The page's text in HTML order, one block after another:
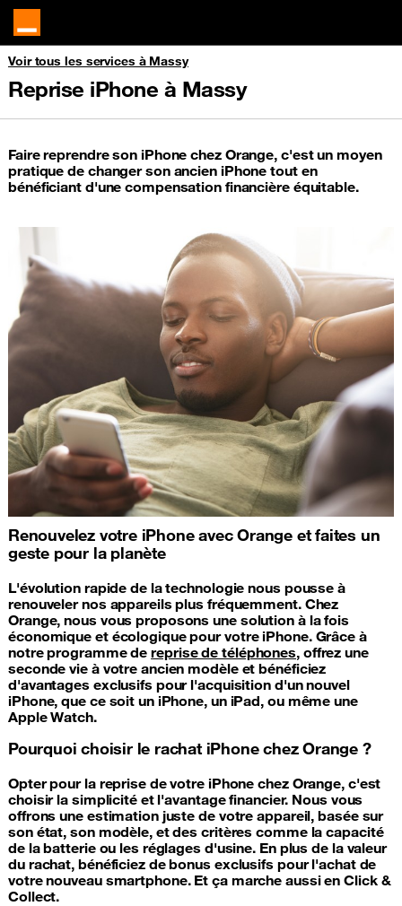
Voir tous les services à Massy
Reprise iPhone à Massy
Faire reprendre son iPhone chez Orange, c'est un moyen
pratique de changer son ancien iPhone tout en
bénéficiant d'une compensation financière équitable.
Renouvelez votre iPhone avec Orange et faites un
geste pour la planète
L'évolution rapide de la technologie nous pousse à
renouveler nos appareils plus fréquemment. Chez
Orange, nous vous proposons une solution à la fois
économique et écologique pour votre iPhone. Grâce à
notre programme dereprise de téléphones, offrez une
seconde vie à votre ancien modèle et bénéficiez
d'avantages exclusifs pour l'acquisition d'un nouvel
iPhone, que ce soit un iPhone, un iPad, ou même une
Apple Watch.
Pourquoi choisir le rachat iPhone chez Orange ?
Opter pour la reprise de votre iPhone chez Orange, c'est
choisir la simplicité et l'avantage financier. Nous vous
offrons une estimation juste de votre appareil, basée sur
son état, son modèle, et des critères comme la capacité
de la batterie ou les réglages d'usine. En plus de la valeur
du rachat, bénéficiez de bonus exclusifs pour l'achat de
votre nouveau smartphone. Et ça marche aussi en Click &
Collect.